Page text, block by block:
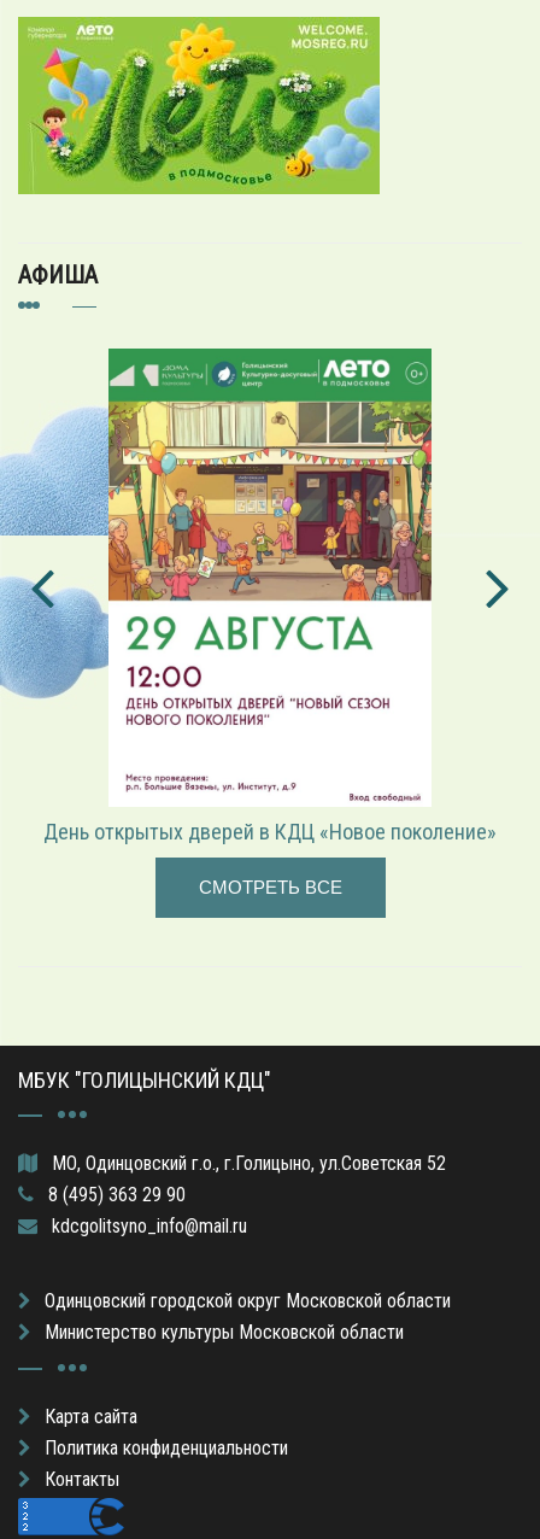
АФИША
День открытых дверей в КДЦ «Новое поколение»
СМОТРЕТЬ ВСЕ
МБУК "ГОЛИЦЫНСКИЙ КДЦ"
МО, Одинцовский г.о., г.Голицыно, ул.Советская 52
8 (495) 363 29 90
kdcgolitsyno_info@mail.ru
Одинцовский городской округ Московской области
Министерство культуры Московской области
Карта сайта
Политика конфиденциальности
Контакты